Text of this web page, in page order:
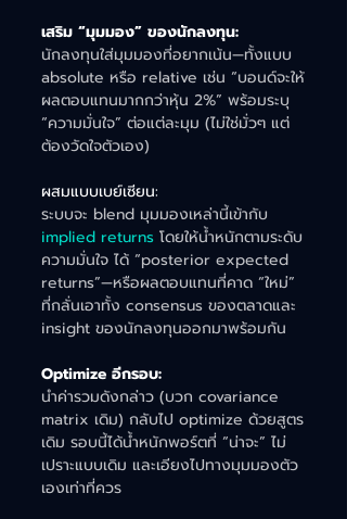
เสริม “มุมมอง” ของนักลงทุน:
นักลงทุนใส่มุมมองที่อยากเน้น—ทั้งแบบ
absolute หรือ relative เช่น “บอนด์จะให้
ผลตอบแทนมากกว่าหุ้น 2%” พร้อมระบุ
“ความมั่นใจ” ต่อแต่ละมุม (ไม่ใช่มั่วๆ แต่
ต้องวัดใจตัวเอง)
ผสมแบบเบย์เซียน:
ระบบจะ blend มุมมองเหล่านี้เข้ากับ
implied returns โดยให้น้ำหนักตามระดับ
ความมั่นใจ ได้ “posterior expected
returns”—หรือผลตอบแทนที่คาด “ใหม่”
ที่กลั่นเอาทั้ง consensus ของตลาดและ
insight ของนักลงทุนออกมาพร้อมกัน
Optimize อีกรอบ:
นำค่ารวมดังกล่าว (บวก covariance
matrix เดิม) กลับไป optimize ด้วยสูตร
เดิม รอบนี้ได้น้ำหนักพอร์ตที่ “น่าจะ” ไม่
เปราะแบบเดิม และเอียงไปทางมุมมองตัว
เองเท่าที่ควร